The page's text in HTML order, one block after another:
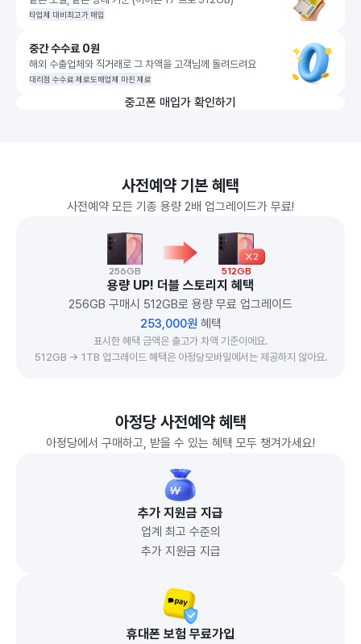
타업체 대비최고가 매입
중간 수수료 0원
해외 수출업체와 직거래로 그 차액을 고객님께 돌려드려요
대리점 수수료 제로도매업체 마진 제로
중고폰 매입가 확인하기
사전예약 기본 혜택
사전예약 모든 기종 용량 2배 업그레이드가 무료!
256GB
X2
512GB
용량 UP! 더블 스토리지 혜택
256GB 구매시 512GB로 용량 무료 업그레이드
253,000원 혜택
표시한 혜택 금액은 출고가 차액 기준이에요.
512GB → 1TB 업그레이드 혜택은 아정당모바일에서는 제공하지 않아요.
아정당 사전예약 혜택
아정당에서 구매하고, 받을 수 있는 혜택 모두 챙겨가세요!
추가 지원금 지급
업계 최고 수준의
추가 지원금 지급
휴대폰 보험 무료가입